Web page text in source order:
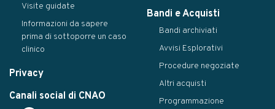
Visite guidate
Informazioni da sapere
prima di sottoporre un caso
clinico
Privacy
Canali social di CNAO
Bandi e Acquisti
Bandi archiviati
Avvisi Esplorativi
Procedure negoziate
Altri acquisti
Programmazione